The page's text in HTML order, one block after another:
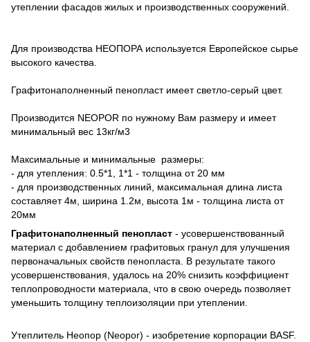
утеплении фасадов жилых и производственных сооружений.
Для производства НЕОПОРА используется Европейское сырье
высокого качества.
Графитонаполненный пенопласт имеет светло-серый цвет.
Производится NEOPOR по нужному Вам размеру и имеет
минимальный вес 13кг/м3
Максимальные и минимальные размеры:
- для утепления: 0.5*1, 1*1 - толщина от 20 мм
- для производственных линий, максимальная длина листа
составляет 4м, ширина 1.2м, высота 1м - толщина листа от
20мм
Графитонаполненный пенопласт - усовершенствованный
материал с добавлением графитовых гранул для улучшения
первоначальных свойств пенопласта. В результате такого
усовершенствования, удалось на 20% снизить коэффициент
теплопроводности материала, что в свою очередь позволяет
уменьшить толщину теплоизоляции при утеплении.
Утеплитель Неопор (Neopor) - изобретение корпорации BASF.